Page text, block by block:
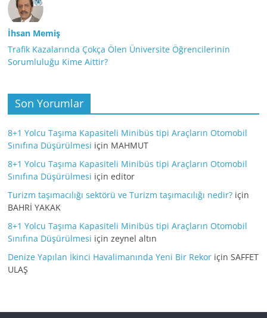
İhsan Memiş
Trafik Kazalarında Çokça Ölen Üniversite Öğrencilerinin
Sorumluluğu Kime Aittir?
Son Yorumlar
8+1 Yolcu Taşıma Kapasiteli Minibüs tipi Araçların Otomobil
Sınıfına Düşürülmesi için MAHMUT
8+1 Yolcu Taşıma Kapasiteli Minibüs tipi Araçların Otomobil
Sınıfına Düşürülmesi içineditor
Turizm taşımacılığı sektörü ve Turizm taşımacılığı nedir? için
BAHRİ YAKAK
8+1 Yolcu Taşıma Kapasiteli Minibüs tipi Araçların Otomobil
Sınıfına Düşürülmesi içinzeynel altın
Denize Yapılan İkinci Havalimanında Yeni Bir Rekor içinSAFFET
ULAŞ